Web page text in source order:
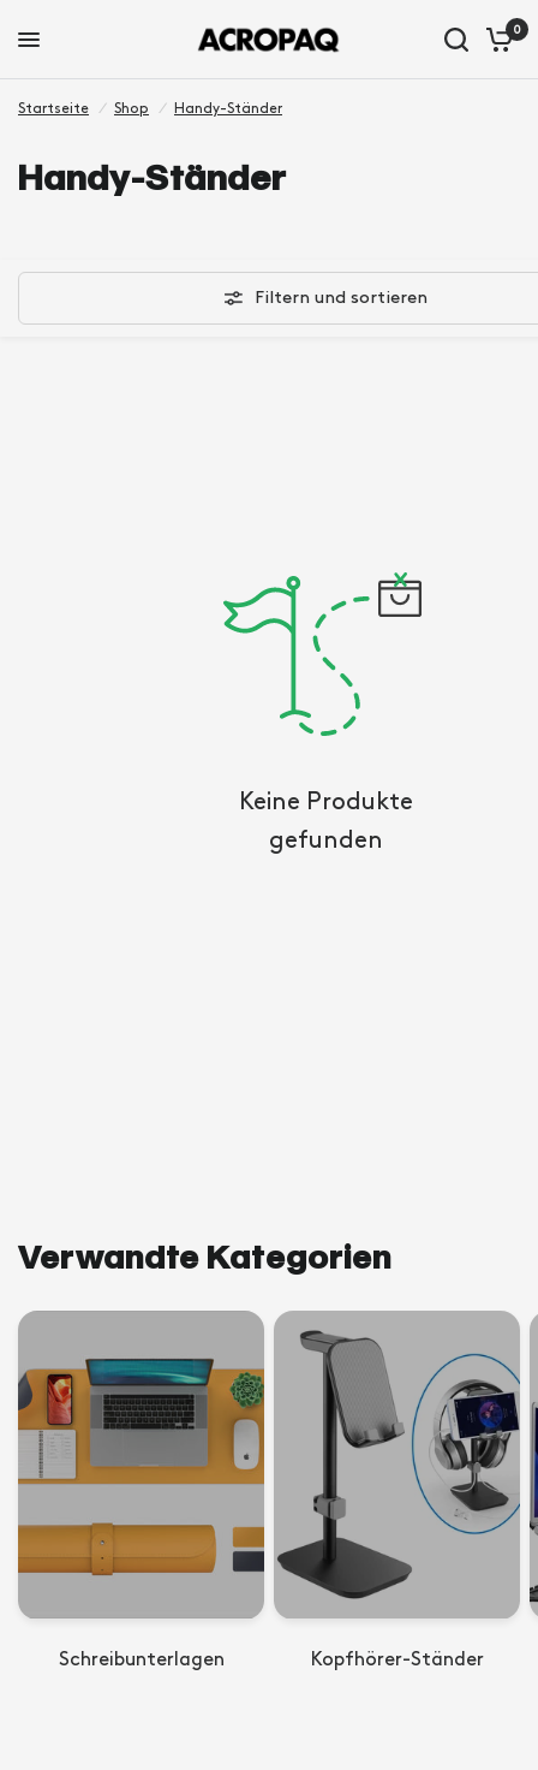
0
Startseite / Shop / Handy-Ständer
Handy-Ständer
Filtern und sortieren
Keine Produkte
gefunden
Verwandte Kategorien
Schreibunterlagen Kopfhörer-Ständer